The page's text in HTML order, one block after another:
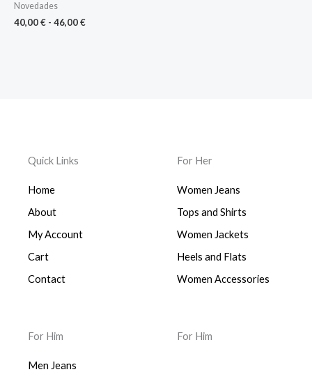
Novedades
40,00€ - 46,00€46,00 €
Quick Links
Home
About
My Account
Cart
Contact
For Her
Women Jeans
Tops and Shirts
Women Jackets
Heels and Flats
Women Accessories
For Him
Men Jeans
For Him